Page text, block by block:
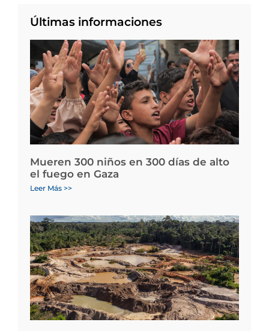
Últimas informaciones
Mueren 300 niños en 300 días de alto
el fuego en Gaza
Leer Más >>